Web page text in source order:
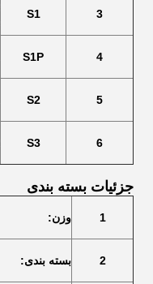
3
S1
4
S1P
5
S2
6
S3
جزئیات بسته بندی
1 وزن:
2 بسته بندی: